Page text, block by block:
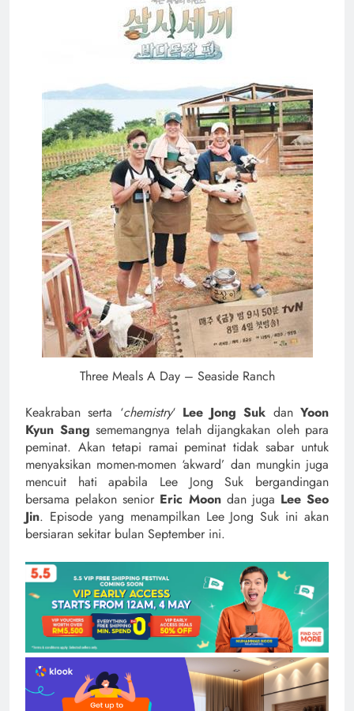
Three Meals A Day – Seaside Ranch
Keakraban serta ‘chemistry‘ Lee Jong Suk danYoon
Kyun Sang sememangnya telah dijangkakan oleh para
peminat. Akan tetapi ramai peminat tidak sabar untuk
menyaksikan momen-momen ‘akward’ dan mungkin juga
mencuit hati apabila Lee Jong Suk bergandingan
bersama pelakon senior Eric Moondan juga Lee Seo
Jin. Episode yang menampilkan Lee Jong Suk ini akan
bersiaran sekitar bulan September ini.